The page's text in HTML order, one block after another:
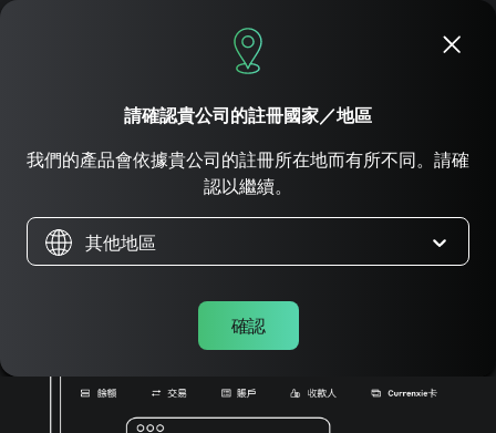
立即申請
助力全球資金流動的 金
融基礎設施。
利用我們的平台 API，在全球範圍內進行大規模收款、
請確認貴公司的註冊國家／地區
我們的產品會依據貴公司的註冊所在地而有所不同。請確
認以繼續。
其他地區
確認